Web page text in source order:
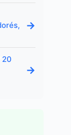
→
20
→